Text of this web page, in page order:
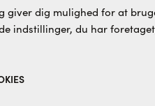
giver dig mulighed for at
indstillinger, du har